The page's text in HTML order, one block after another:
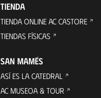
TIENDA
TIENDA ONLINE AC CASTORE
TIENDAS FÍSICAS
SAN MAMÉS
ASÍ ES LA CATEDRAL
AC MUSEOA & TOUR